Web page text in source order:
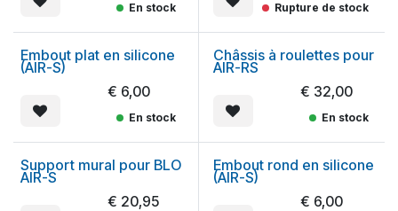
En stock Rupture de stock
Embout plat en silicone
(AIR-S)
€ 6,00
En stock
Châssis à roulettes pour
AIR-RS
€ 32,00
En stock
Support mural pour BLO
AIR-S
€ 20,95
Embout rond en silicone
(AIR-S)
€ 6,00